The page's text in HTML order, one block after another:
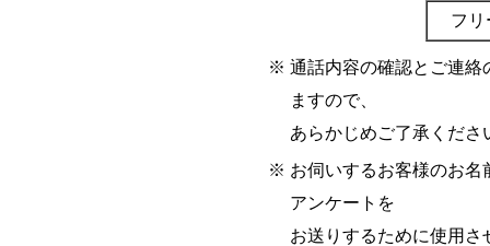
フリ
※ 通話内容の確認とご連絡
ますので、
あらかじめご了承くださ
※ お伺いするお客様のお
アンケートを
お送りするために使用